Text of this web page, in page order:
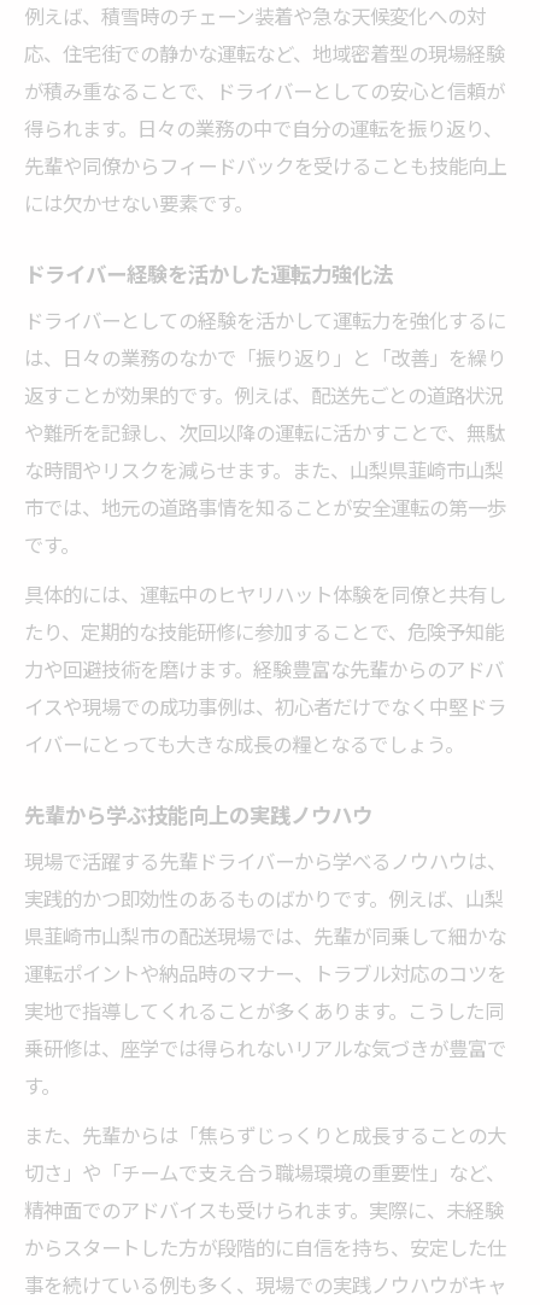
例えば、積雪時のチェーン装着や急な天候変化への対
応、住宅街での静かな運転など、地域密着型の現場経験
が積み重なることで、ドライバーとしての安心と信頼が
得られます。日々の業務の中で自分の運転を振り返り、
先輩や同僚からフィードバックを受けることも技能向上
には欠かせない要素です。
ドライバー経験を活かした運転力強化法
ドライバーとしての経験を活かして運転力を強化するに
は、日々の業務のなかで「振り返り」と「改善」を繰り
返すことが効果的です。例えば、配送先ごとの道路状況
や難所を記録し、次回以降の運転に活かすことで、無駄
な時間やリスクを減らせます。また、山梨県韮崎市山梨
市では、地元の道路事情を知ることが安全運転の第一歩
です。
具体的には、運転中のヒヤリハット体験を同僚と共有し
たり、定期的な技能研修に参加することで、危険予知能
力や回避技術を磨けます。経験豊富な先輩からのアドバ
イスや現場での成功事例は、初心者だけでなく中堅ドラ
イバーにとっても大きな成長の糧となるでしょう。
先輩から学ぶ技能向上の実践ノウハウ
現場で活躍する先輩ドライバーから学べるノウハウは、
実践的かつ即効性のあるものばかりです。例えば、山梨
県韮崎市山梨市の配送現場では、先輩が同乗して細かな
運転ポイントや納品時のマナー、トラブル対応のコツを
実地で指導してくれることが多くあります。こうした同
乗研修は、座学では得られないリアルな気づきが豊富で
す。
また、先輩からは「焦らずじっくりと成長することの大
切さ」や「チームで支え合う職場環境の重要性」など、
精神面でのアドバイスも受けられます。実際に、未経験
からスタートした方が段階的に自信を持ち、安定した仕
事を続けている例も多く、現場での実践ノウハウがキャ